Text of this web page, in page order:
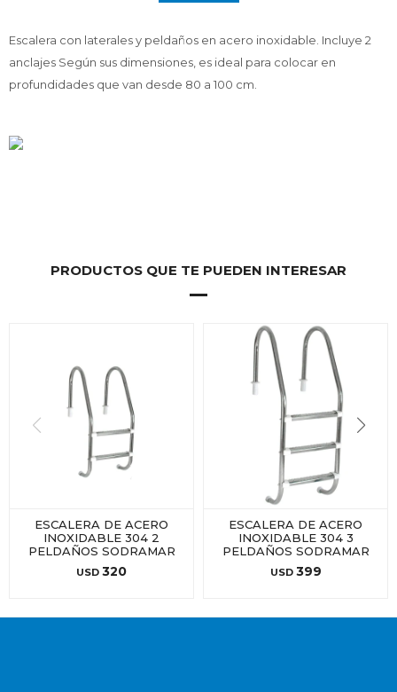
Escalera con laterales y peldaños en acero inoxidable. Incluye 2
anclajes Según sus dimensiones, es ideal para colocar en
profundidades que van desde 80 a 100 cm.
PRODUCTOS QUE TE PUEDEN INTERESAR
ESCALERA DE ACERO
INOXIDABLE 304 2
PELDAÑOS SODRAMAR
USD 320
ESCALERA DE ACERO
INOXIDABLE 304 3
PELDAÑOS SODRAMAR
USD 399